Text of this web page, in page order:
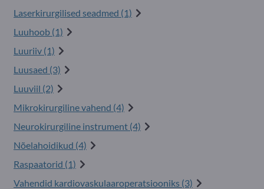
Laserkirurgilised seadmed (1)
Luuhoob (1)
Luuriiv (1)
Luusaed (3)
Luuviil (2)
Mikrokirurgiline vahend (4)
Neurokirurgiline instrument (4)
Nõelahoidikud (4)
Raspaatorid (1)
Vahendid kardiovaskulaaroperatsiooniks (3)